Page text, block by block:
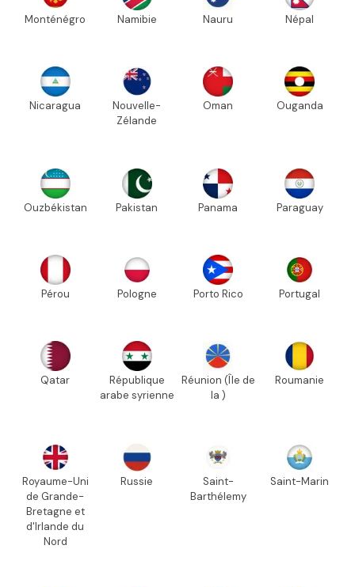
Monténégro Namibie Nauru Népal
Nicaragua
Nouvelle-
Zélande
Oman Ouganda
Ouzbékistan Pakistan Panama Paraguay
Pérou Pologne Porto Rico Portugal
Qatar
République
arabe syrienne
Réunion (Île de
la )
Roumanie
Royaume-Uni
de Grande-
Bretagne et
d'Irlande du
Nord
Russie
Saint-
Barthélemy
Saint-Marin